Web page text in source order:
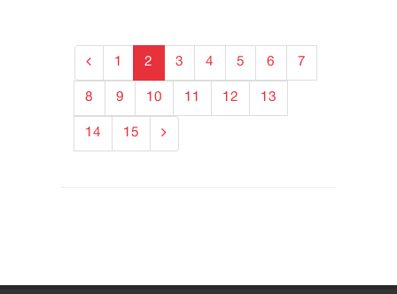
1 2 3 4 5 6 7
8 9 10 11 12 13
14 15